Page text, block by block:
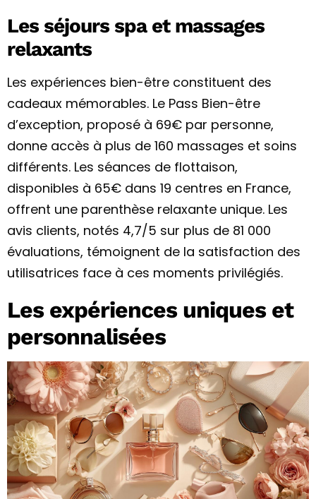
Les séjours spa et massages
relaxants
Les expériences bien-être constituent des
cadeaux mémorables. Le Pass Bien-être
d’exception, proposé à 69€ par personne,
donne accès à plus de 160 massages et soins
différents. Les séances de flottaison,
disponibles à 65€ dans 19 centres en France,
offrent une parenthèse relaxante unique. Les
avis clients, notés 4,7/5 sur plus de 81 000
évaluations, témoignent de la satisfaction des
utilisatrices face à ces moments privilégiés.
Les expériences uniques et
personnalisées